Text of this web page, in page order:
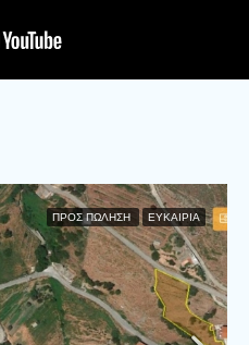
ΠΡΟΣ ΠΏΛΗΣΗ ΕΥΚΑΙΡΊΑ